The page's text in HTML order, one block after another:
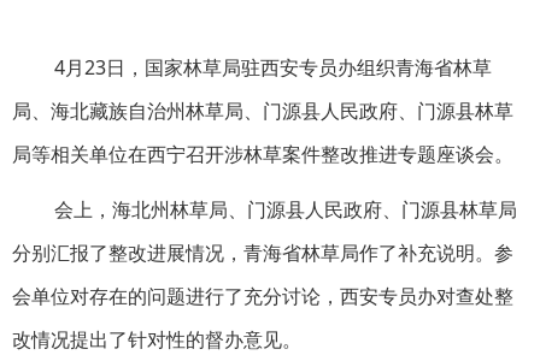
4月23日，国家林草局驻西安专员办组织青海省林草
局、海北藏族自治州林草局、门源县人民政府、门源县林草
局等相关单位在西宁召开涉林草案件整改推进专题座谈会。
会上，海北州林草局、门源县人民政府、门源县林草局
分别汇报了整改进展情况，青海省林草局作了补充说明。参
会单位对存在的问题进行了充分讨论，西安专员办对查处整
改情况提出了针对性的督办意见。